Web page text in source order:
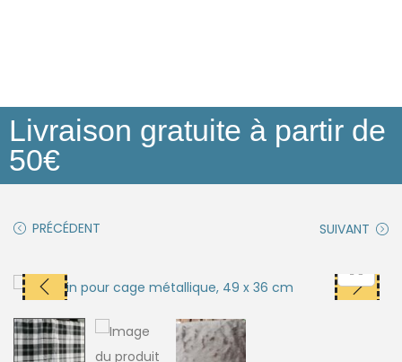
Livraison gratuite à partir de
50€
PRÉCÉDENT SUIVANT